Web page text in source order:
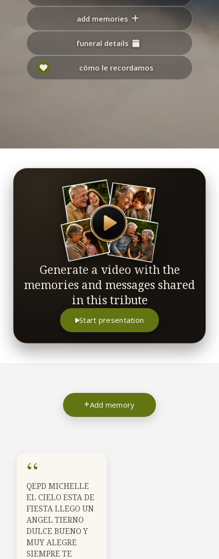
add memories
funeral details
cómo le recordamos
Generate a video with the
memories and messages shared
in this tribute
Start presentation
Add memory
“
QEPD MICHELLE
EL CIELO ESTA DE
FIESTA LLEGO UN
ANGEL TIERNO
DULCE BUENO Y
MUY ALEGRE
SIEMPRE TE